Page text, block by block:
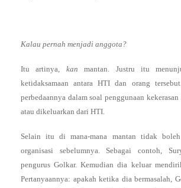
Kalau pernah menjadi anggota?
Itu artinya, kan mantan. Justru itu
ketidaksamaan antara HTI dan orang
perbedaannya dalam soal penggunaan
atau dikeluarkan dari HTI.
Selain itu di mana-mana mantan tidak
organisasi sebelumnya. Sebagai contoh,
pengurus Golkar. Kemudian dia keluar
Pertanyaannya: apakah ketika dia bermasalah,